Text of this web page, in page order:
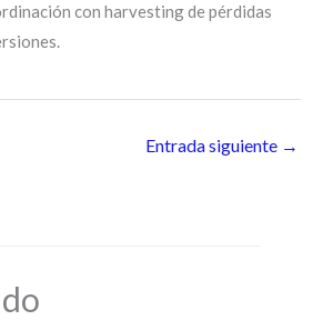
con harvesting de pérdidas
Entrada siguiente →